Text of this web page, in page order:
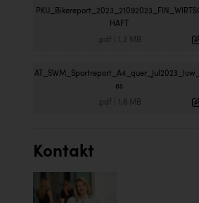
HAFT
.pdf 1,2 MB
es
.pdf 1,8 MB
Kontakt